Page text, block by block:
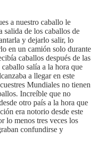
a nuestro caballo le
salida de los caballos de
y dejarlo salir, lo
en un camión solo durante
caballos después de las
salía a la hora que
a llegar en este
Mundiales no tienen
Increíble que no
otro país a la hora que
era notorio desde este
lo menos tres veces los
confundirse y